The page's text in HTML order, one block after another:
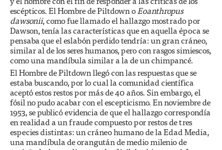
escépticos. El Hombre de Piltdown oEoanthropus
dawsonii, como fue llamado el hallazgo mostrado por
Dawson, tenía las características que en aquella época se
pensaba que el eslabón perdido tendría: un gran cráneo,
similar al de los seres humanos, pero con rasgos simiescos,
como una mandíbula similar a la de un chimpancé.
El Hombre de Piltdown llegó con las respuestas que se
estaba buscando, por lo cual la comunidad científica
aceptó estos restos por más de 40 años. Sin embargo, el
fósil no pudo acabar con el escepticismo. En noviembre de
1953, se publicó evidencia de que el hallazgo correspondía
en realidad a un fraude compuesto por restos de tres
especies distintas: un cráneo humano de la Edad Media,
una mandíbula de orangután de medio milenio de